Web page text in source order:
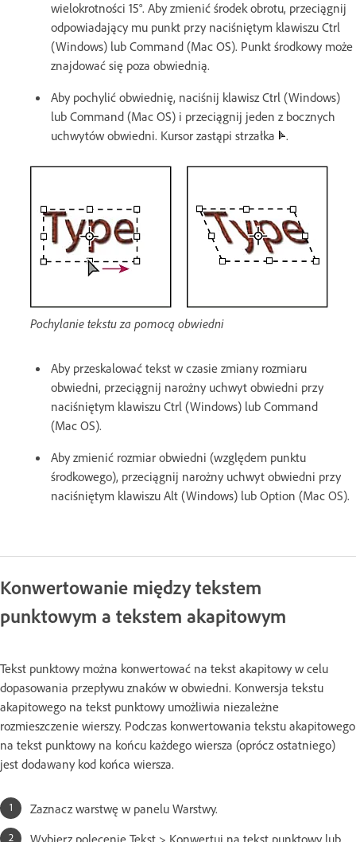
wielokrotności 15°. Aby zmienić środek obrotu, przeciągnij
odpowiadający mu punkt przy naciśniętym klawiszu Ctrl
(Windows) lub Command (Mac OS). Punkt środkowy może
znajdować się poza obwiednią.
Aby pochylić obwiednię, naciśnij klawisz Ctrl (Windows)
lub Command (Mac OS) i przeciągnij jeden z bocznych
uchwytów obwiedni. Kursor zastąpi strzałka
.
Pochylanie tekstu za pomocą obwiedni
Aby przeskalować tekst w czasie zmiany rozmiaru
obwiedni, przeciągnij narożny uchwyt obwiedni przy
naciśniętym klawiszu Ctrl (Windows) lub Command
(Mac OS).
Aby zmienić rozmiar obwiedni (względem punktu
środkowego), przeciągnij narożny uchwyt obwiedni przy
naciśniętym klawiszu Alt (Windows) lub Option (Mac OS).
Konwertowanie między tekstem
punktowym a tekstem akapitowym
Tekst punktowy można konwertować na tekst akapitowy w celu
dopasowania przepływu znaków w obwiedni. Konwersja tekstu
akapitowego na tekst punktowy umożliwia niezależne
rozmieszczenie wierszy. Podczas konwertowania tekstu akapitowego
na tekst punktowy na końcu każdego wiersza (oprócz ostatniego)
jest dodawany kod końca wiersza.
Zaznacz warstwę w panelu Warstwy.
Wybierz polecenie Tekst > Konwertuj na tekst punktowy lub